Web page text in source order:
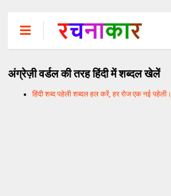
अंग्रेज़ी वर्डल की तरह हिंदी में शब्दल खेलें
हिंदी शब्द पहेली शब्दल हल करें, हर रोज एक नई पहेली।